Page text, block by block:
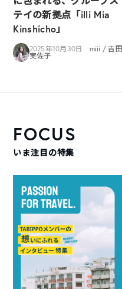
テイの新拠点「illi Mia
Kinshicho」
2025年10月30日
miii / 吉田
実佐子
FOCUS
いま注目の特集